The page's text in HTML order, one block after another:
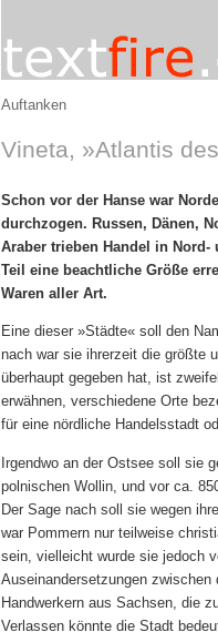
Auftanken
Vineta, »Atlantis
Schon vor der Hanse war
durchzogen. Russen, Dänen,
Araber trieben Handel in
Teil eine beachtliche Größe
Waren aller Art.
Eine dieser »Städte« soll den
nach war sie ihrerzeit die größte
überhaupt gegeben hat, ist
erwähnen, verschiedene Orte
für eine nördliche Handelsstadt
Irgendwo an der Ostsee soll sie
polnischen Wollin, und vor ca.
Der Sage nach soll sie wegen
war Pommern nur teilweise
sein, vielleicht wurde sie jedoch
Auseinandersetzungen
Handwerkern aus Sachsen, die
Verlassen könnte die Stadt